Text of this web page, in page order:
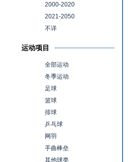
2000-2020
2021-2050
不详
运动项目
全部运动
冬季运动
足球
篮球
排球
乒乓球
网羽
手曲棒垒
其他球类